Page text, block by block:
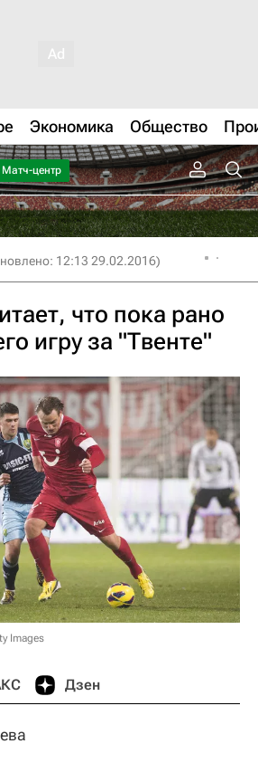
Экономика Общество
Матч-центр
12:13 29.02.2016)
что пока рано
игру за "Твенте"
Images
Дзен